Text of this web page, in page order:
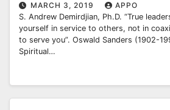
MARCH 3, 2019
APPO
S. Andrew Demirdjian, Ph.D. “True
yourself in service to others, not in
to serve you”. Oswald Sanders (1902-
Spiritual…